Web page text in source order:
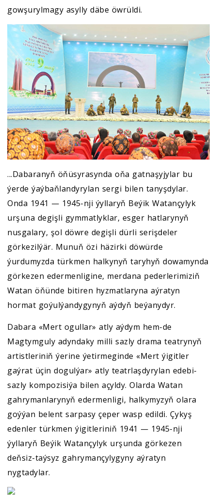
gowşurylmagy asylly däbe öwrüldi.
...Dabaranyň öňüsyrasynda oňa gatnaşyjylar bu
ýerde ýaýbaňlandyrylan sergi bilen tanyşdylar.
Onda 1941 — 1945-nji ýyllaryň Beýik Watançylyk
urşuna degişli gymmatlyklar, esger hatlarynyň
nusgalary, şol döwre degişli dürli serişdeler
görkezilýär. Munuň özi häzirki döwürde
ýurdumyzda türkmen halkynyň taryhyň dowamynda
görkezen edermenligine, merdana pederlerimiziň
Watan öňünde bitiren hyzmatlaryna aýratyn
hormat goýulýandygynyň aýdyň beýanydyr.
Dabara «Mert ogullar» atly aýdym hem-de
Magtymguly adyndaky milli sazly drama teatrynyň
artistleriniň ýerine ýetirmeginde «Mert ýigitler
gaýrat üçin dogulýar» atly teatrlaşdyrylan edebi-
sazly kompozisiýa bilen açyldy. Olarda Watan
gahrymanlarynyň edermenligi, halkymyzyň olara
goýýan belent sarpasy çeper wasp edildi. Çykyş
edenler türkmen ýigitleriniň 1941 — 1945-nji
ýyllaryň Beýik Watançylyk urşunda görkezen
deňsiz-taýsyz gahrymançylygyny aýratyn
nygtadylar.